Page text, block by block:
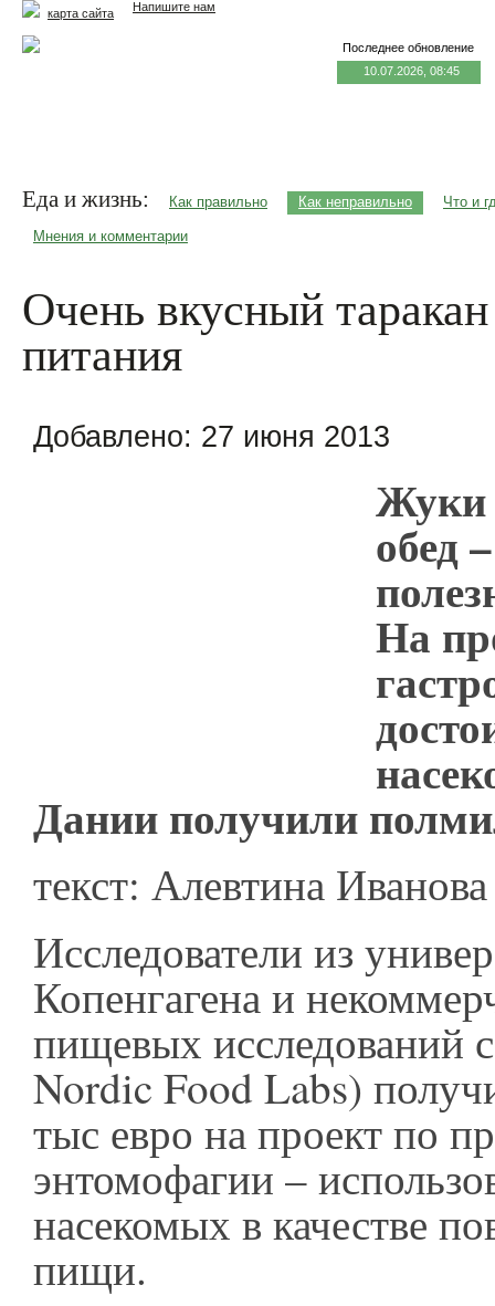
Напишите нам
карта сайта
Последнее обновление
10.07.2026, 08:45
Еда и жизнь: Как правильно Как неправильно Что и
Мнения и комментарии
Очень вкусный
питания
Добавлено: 27 июня 2013
Жуки
обед
На
Дании получили
текст: Алевтина Иванова
Исследователи из
Копенгагена и
пищевых исследований
Nordic Food Labs)
тыс евро на проект по
энтомофагии –
насекомых в качестве
пищи.